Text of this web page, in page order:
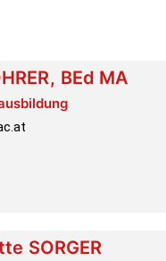
, BEd MA
SORGER